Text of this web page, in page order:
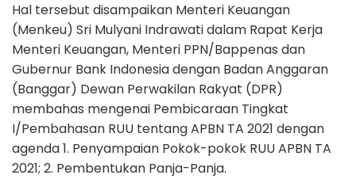
Hal tersebut disampaikan Menteri Keuangan
(Menkeu) Sri Mulyani Indrawati dalam Rapat Kerja
Menteri Keuangan, Menteri PPN/Bappenas dan
Gubernur Bank Indonesia dengan Badan Anggaran
(Banggar) Dewan Perwakilan Rakyat (DPR)
membahas mengenai Pembicaraan Tingkat
I/Pembahasan RUU tentang APBN TA 2021 dengan
agenda 1. Penyampaian Pokok-pokok RUU APBN TA
2021; 2. Pembentukan Panja-Panja.